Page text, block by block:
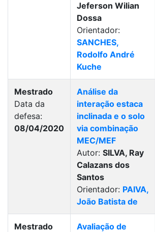
Jeferson Wilian
Dossa
Orientador:
SANCHES,
Rodolfo André
Kuche
Mestrado
Data da
defesa:
08/04/2020
Análise da
interação estaca
inclinada e o solo
via combinação
MEC/MEF
Autor: SILVA, Ray
Calazans dos
Santos
Orientador: PAIVA,
João Batista de
Mestrado
Avaliação de